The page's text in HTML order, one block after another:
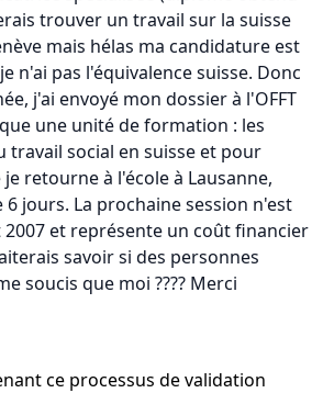
trouver un travail sur la suisse
mais hélas ma candidature est
n'ai pas l'équivalence suisse. Donc
j'ai envoyé mon dossier à l'OFFT
une unité de formation : les
travail social en suisse et pour
retourne à l'école à Lausanne,
jours. La prochaine session n'est
et représente un coût financier
savoir si des personnes
soucis que moi ???? Merci
ce processus de validation